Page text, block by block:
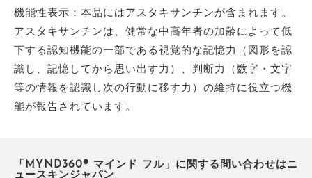
機能性表示：本品にはアスタキサンチンが含まれます。
アスタキサンチンは、健常な中高年者の加齢によって低
下する認知機能の一部である視覚的な記憶力（図形を認
識し、記憶してから思い出す力）、判断力（数字・文字
等の情報を認識し次の行動に移す力）の維持に役立つ機
能が報告されています。
「MYND360® マインド フル」に関する問い合わせはニ
ュースキンジャパン